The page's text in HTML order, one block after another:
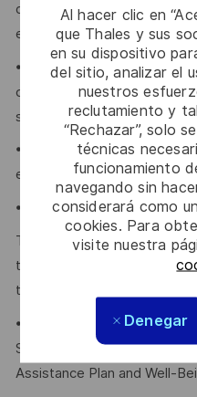
Al hacer clic en
que Thales y sus
en su dispositivo
del sitio, analizar el
nuestros
reclutamiento y
“Rechazar”, solo
técnicas
funcionamiento
navegando sin
considerará como
cookies. Para
visite nuestra
Denegar
durée, une assurance
employés et un programme
• Des régimes d'épargne-
contribution de l'entreprise
sans période d'acquisition.
• Des congés payés par
et congés de maladie payés.
• Des rabais sur les
Thales provides an
time employees working 24
their eligible dependents,
• Company paid Extended
Short-term Disability, travel
Assistance Plan and Well-